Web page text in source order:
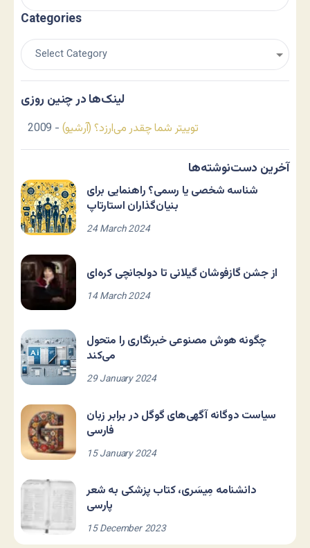
Categories
لینک‌ها در چنین روزی
توییتر شما چقدر می‌ارزد؟ (آرشیو) - 2009
آخرین دست‌نوشته‌ها
شناسه شخصی یا رسمی؟ راهنمایی برای
بنیان‌گذاران استارتاپ
24 March 2024
از جشن گازفوشان گیلانی تا دولجانچی کره‌ای
14 March 2024
چگونه هوش مصنوعی خبرنگاری را متحول
می‌کند
29 January 2024
سیاست دوگانه آگهی‌های گوگل در برابر زبان
فارسی
15 January 2024
دانشنامه مِیسَری، کتاب پزشکی به شعر
پارسی
15 December 2023